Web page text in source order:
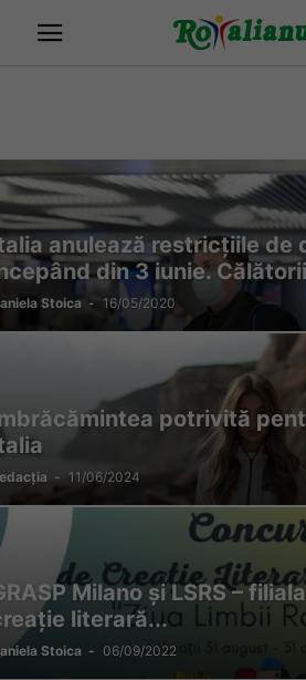
anulează restricțiile de
din 3 iunie.
Stoica - 16/05/2020
potrivită
- 11/06/2024
Milano și LSRS –
literară...
Stoica - 06/09/2022